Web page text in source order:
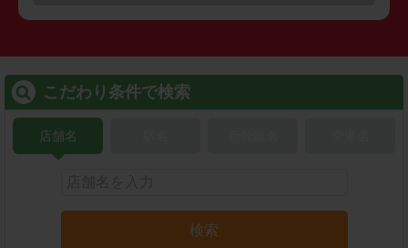
こだわり条件で検索
店舗名
検索